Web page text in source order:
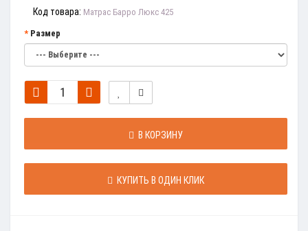
Код товара: Матрас Барро Люкс 425
Размер
В КОРЗИНУ
КУПИТЬ В ОДИН КЛИК